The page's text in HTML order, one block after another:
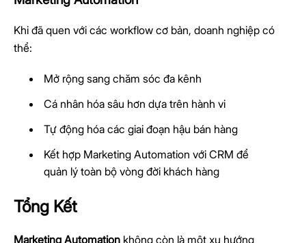
Khi đã quen với các workflow cơ bản, doanh nghiệp có
thể:
Mở rộng sang chăm sóc đa kênh
Cá nhân hóa sâu hơn dựa trên hành vi
Tự động hóa các giai đoạn hậu bán hàng
Kết hợp Marketing Automation với CRM để
quản lý toàn bộ vòng đời khách hàng
Tổng Kết
Marketing Automation không còn là một xu hướng